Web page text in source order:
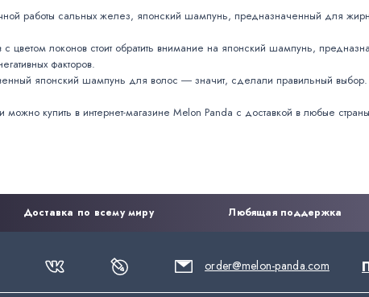
работы сальных желез, японский шампунь, предназначенный для
цветом локонов стоит обратить внимание на японский шампунь,
факторов.
японский шампунь для волос ― значит, сделали правильный выбор.
купить в интернет-магазине Melon Panda с доставкой в любые
Доставка по всему миру Любящая поддержка
order@melon-panda.com